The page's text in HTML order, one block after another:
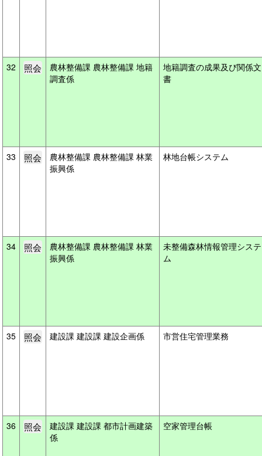
32
農林整備課 農林整備課 地籍
調査係
地籍調査の成果及び関係文
書
33
農林整備課 農林整備課 林業
振興係
林地台帳システム
34
農林整備課 農林整備課 林業
振興係
未整備森林情報管理システ
ム
35 建設課 建設課 建設企画係 市営住宅管理業務
36
建設課 建設課 都市計画建築
係
空家管理台帳